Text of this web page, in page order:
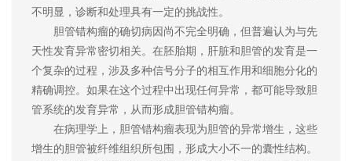
不明显，诊断和处理具有一定的挑战性。
胆管错构瘤的确切病因尚不完全明确，但普遍认为与先
天性发育异常密切相关。在胚胎期，肝脏和胆管的发育是一
个复杂的过程，涉及多种信号分子的相互作用和细胞分化的
精确调控。如果在这个过程中出现任何异常，都可能导致胆
管系统的发育异常，从而形成胆管错构瘤。
在病理学上，胆管错构瘤表现为胆管的异常增生，这些
增生的胆管被纤维组织所包围，形成大小不一的囊性结构。